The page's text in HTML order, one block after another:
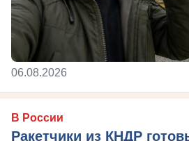
06.08.2026
В России
Ракетчики из КНДР